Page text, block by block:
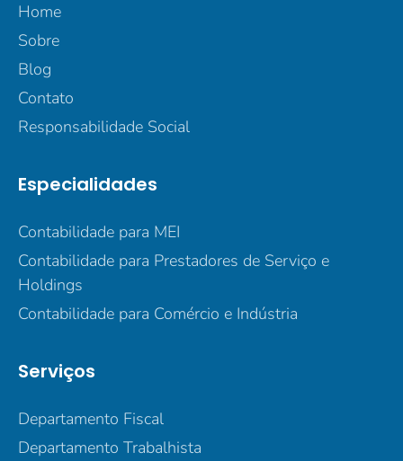
Home
Sobre
Blog
Contato
Responsabilidade Social
Especialidades
Contabilidade para MEI
Contabilidade para Prestadores de Serviço e
Holdings
Contabilidade para Comércio e Indústria
Serviços
Departamento Fiscal
Departamento Trabalhista